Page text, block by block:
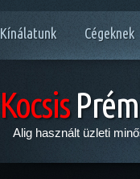
Kínálatunk Cégeknek
Kocsis
Alig használt üzleti